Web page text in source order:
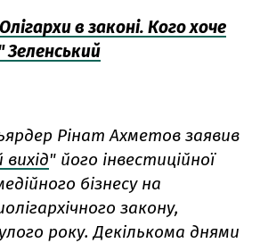
Олігархи в законі. Кого хоче
Рінат Ахметов заявив
" його інвестиційної
бізнесу на
закону,
року. Декількома днями